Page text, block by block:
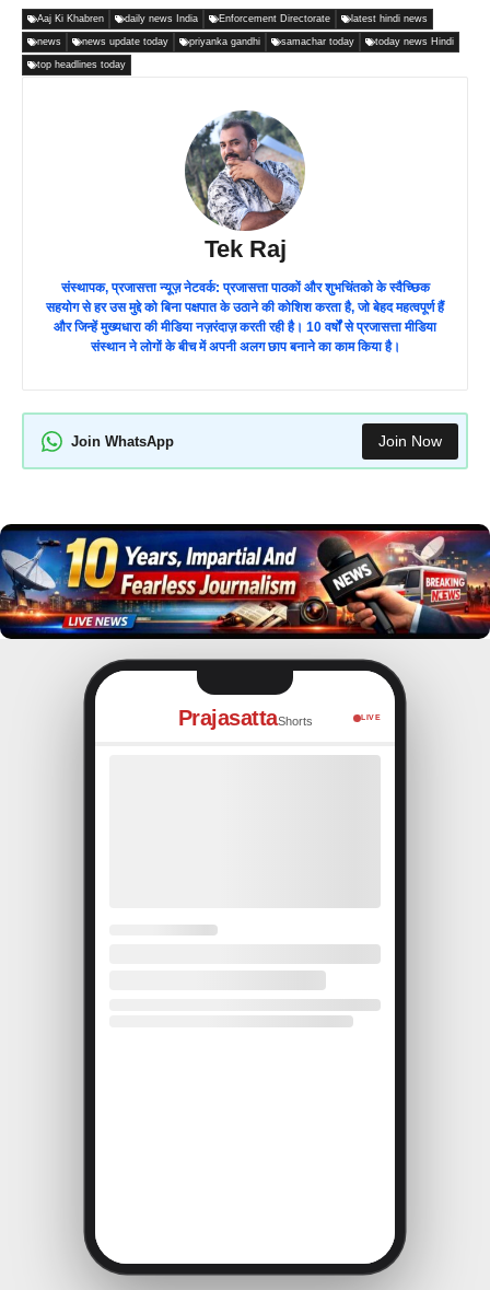
Aaj Ki Khabren daily news India Enforcement Directorate latest hindi news
news news update today priyanka gandhi samachar today today news Hindi
top headlines today
Tek Raj
संस्थापक, प्रजासत्ता न्यूज़ नेटवर्क: प्रजासत्ता पाठकों और शुभचिंतको के स्वैच्छिक
सहयोग से हर उस मुद्दे को बिना पक्षपात के उठाने की कोशिश करता है, जो बेहद महत्वपूर्ण हैं
और जिन्हें मुख्यधारा की मीडिया नज़रंदाज़ करती रही है। 10 वर्षों से प्रजासत्ता मीडिया
संस्थान ने लोगों के बीच में अपनी अलग छाप बनाने का काम किया है।
Join WhatsApp Join Now
PrajasattaShorts LIVE